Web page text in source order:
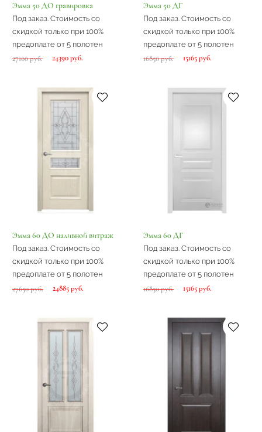
Эмма 50 ДО гравировка
Под заказ. Стоимость со
скидкой только при 100%
предоплате от 5 полотен
27100 руб. 24390 руб.
Эмма 50 ДГ
Под заказ. Стоимость со
скидкой только при 100%
предоплате от 5 полотен
16850 руб. 15165 руб.
Эмма 60 ДО наливной витраж
Под заказ. Стоимость со
скидкой только при 100%
предоплате от 5 полотен
27650 руб. 24885 руб.
Эмма 60 ДГ
Под заказ. Стоимость со
скидкой только при 100%
предоплате от 5 полотен
16850 руб. 15165 руб.